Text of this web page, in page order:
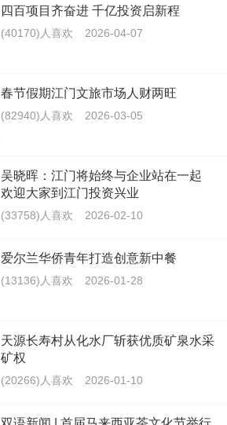
四百项目齐奋进 千亿投资启新程
(40170)人喜欢 2026-04-07
春节假期江门文旅市场人财两旺
(82940)人喜欢 2026-03-05
吴晓晖：江门将始终与企业站在一起
欢迎大家到江门投资兴业
(33758)人喜欢 2026-02-10
爱尔兰华侨青年打造创意新中餐
(13136)人喜欢 2026-01-28
天源长寿村从化水厂斩获优质矿泉水采
矿权
(20266)人喜欢 2026-01-10